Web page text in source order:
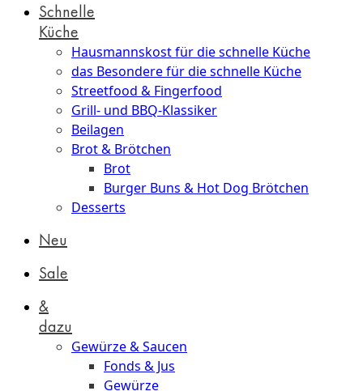
Schnelle
Küche
Hausmannskost für die schnelle Küche
das Besondere für die schnelle Küche
Streetfood & Fingerfood
Grill- und BBQ-Klassiker
Beilagen
Brot & Brötchen
Brot
Burger Buns & Hot Dog Brötchen
Desserts
Neu
Sale
&
dazu
Gewürze & Saucen
Fonds & Jus
Gewürze